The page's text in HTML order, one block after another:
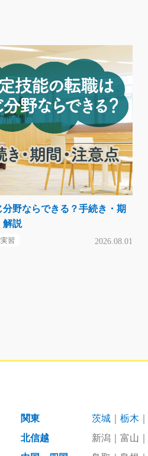
野ならできる？手続き・期
解説
習 2026.08.01
関東 茨城 栃木
北信越 新潟 富山